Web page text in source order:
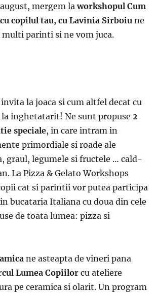
mergem laworkshopul Cum
copilul tau, cu Lavinia Sirboiu ne
multi parinti si ne vom juca.
la joaca si cum altfel decat cu
la inghetatarit! Ne sunt propuse 2
speciale, in care intram in
primordiale si roade ale
graul, legumele si fructele … cald-
La Pizza & Gelato Workshops
cat si parintii vor putea participa
bucataria Italiana cu doua din cele
de toata lumea: pizza si
ne asteapta de vineri pana
Lumea Copiilor cu ateliere
pe ceramica si olarit. Un program